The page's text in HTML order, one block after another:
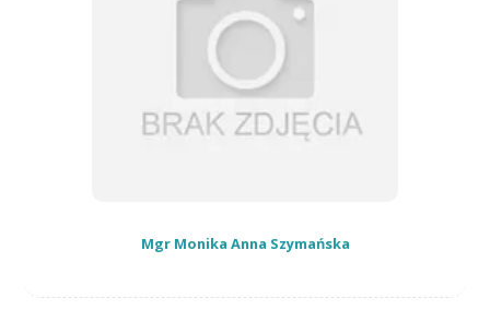
Mgr Monika Anna Szymańska